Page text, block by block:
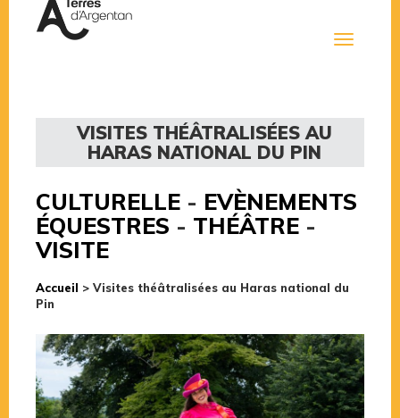
Toggle
VISITES THÉÂTRALISÉES AU
HARAS NATIONAL DU PIN
CULTURELLE - EVÈNEMENTS
ÉQUESTRES - THÉÂTRE -
VISITE
Accueil > Visites théâtralisées au Haras national du
Pin